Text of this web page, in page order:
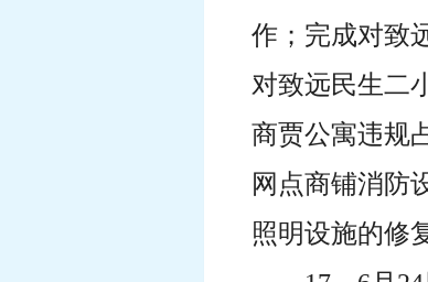
作；完成对致
对致远民生二
商贾公寓违规
网点商铺消防
照明设施的修